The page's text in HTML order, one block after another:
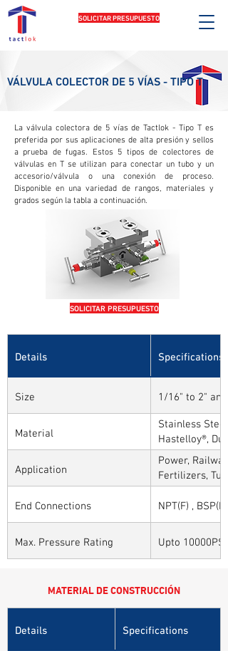
SOLICITAR PRESUPUESTO
VÁLVULA COLECTOR DE 5 VÍAS - TIPO T
​La válvula colectora de 5 vías de Tactlok - Tipo T es
preferida por sus aplicaciones de alta presión y sellos
a prueba de fugas. Estos 5 tipos de colectores de
válvulas en T se utilizan para conectar un tubo y un
accesorio/válvula o una conexión de proceso.
Disponible en una variedad de rangos, materiales y
grados según la tabla a continuación.
SOLICITAR PRESUPUESTO
Details Specifications
Size 1/16" to 2"
Material
Stainless
Hastelloy®,
Alloys
Application
Power,
Fertilizers,
Sytems, Paper
End Connections
NPT(F) ,
Max. Pressure Rating Upto 10000PSI
MATERIAL DE CONSTRUCCIÓN
Details Specifications